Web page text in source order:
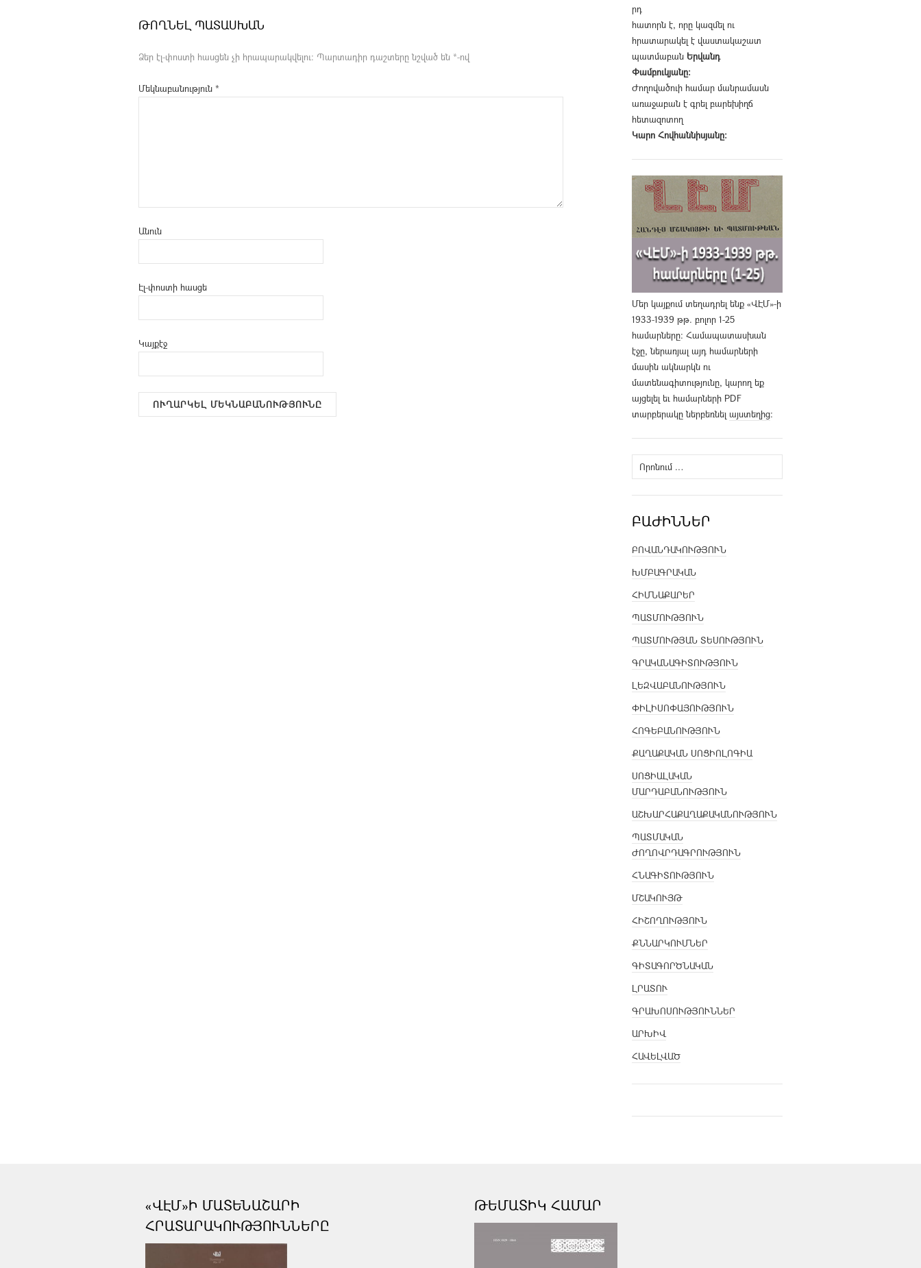
ԹՈՂՆԵԼ ՊԱՏԱՍԽԱՆ
Ձեր էլ-փոստի հասցեն չի հրապարակվելու։ Պարտադիր դաշտերը նշված են *-ով
Մեկնաբանություն *
Անուն
Էլ-փոստի հասցե
Կայքէջ
րդ
հատորն է, որը կազմել ու
հրատարակել է վաստակաշատ
պատմաբան Երվանդ
Փամբուկյանը։
Ժողովածուի համար մանրամասն
առաջաբան է գրել բարեխիղճ
հետազոտող
Կարո Հովհաննիսյանը։
Մեր կայքում տեղադրել ենք «ՎԷՄ»-ի
1933-1939 թթ. բոլոր 1-25
համարները։ Համապատասխան
էջը, ներառյալ այդ համարների
մասին ակնարկն ու
մատենագիտությունը, կարող եք
այցելել եւ համարների PDF
տարբերակը ներբեռնել այստեղից։
Որոնել՝
ԲԱԺԻՆՆԵՐ
ԲՈՎԱՆԴԱԿՈՒԹՅՈՒՆ
ԽՄԲԱԳՐԱԿԱՆ
ՀԻՄՆԱՔԱՐԵՐ
ՊԱՏՄՈՒԹՅՈՒՆ
ՊԱՏՄՈՒԹՅԱՆ ՏԵՍՈՒԹՅՈՒՆ
ԳՐԱԿԱՆԱԳԻՏՈՒԹՅՈՒՆ
ԼԵԶՎԱԲԱՆՈՒԹՅՈՒՆ
ՓԻԼԻՍՈՓԱՅՈՒԹՅՈՒՆ
ՀՈԳԵԲԱՆՈՒԹՅՈՒՆ
ՔԱՂԱՔԱԿԱՆ ՍՈՑԻՈԼՈԳԻԱ
ՍՈՑԻԱԼԱԿԱՆ
ՄԱՐԴԱԲԱՆՈՒԹՅՈՒՆ
ԱՇԽԱՐՀԱՔԱՂԱՔԱԿԱՆՈՒԹՅՈՒՆ
ՊԱՏՄԱԿԱՆ
ԺՈՂՈՎՐԴԱԳՐՈՒԹՅՈՒՆ
ՀՆԱԳԻՏՈՒԹՅՈՒՆ
ՄՇԱԿՈՒՅԹ
ՀԻՇՈՂՈՒԹՅՈՒՆ
ՔՆՆԱՐԿՈՒՄՆԵՐ
ԳԻՏԱԳՈՐԾՆԱԿԱՆ
ԼՐԱՏՈՒ
ԳՐԱԽՈՍՈՒԹՅՈՒՆՆԵՐ
ԱՐԽԻՎ
ՀԱՎԵԼՎԱԾ
«ՎԷՄ»Ի ՄԱՏԵՆԱՇԱՐԻ
ՀՐԱՏԱՐԱԿՈՒԹՅՈՒՆՆԵՐԸ
ԹԵՄԱՏԻԿ ՀԱՄԱՐ